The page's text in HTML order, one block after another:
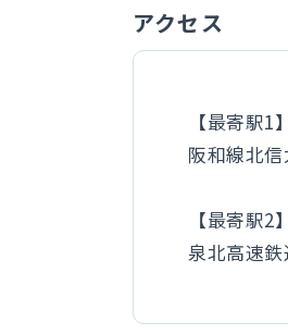
アクセス
【最寄駅1】
阪和線北信
【最寄駅2】
泉北高速